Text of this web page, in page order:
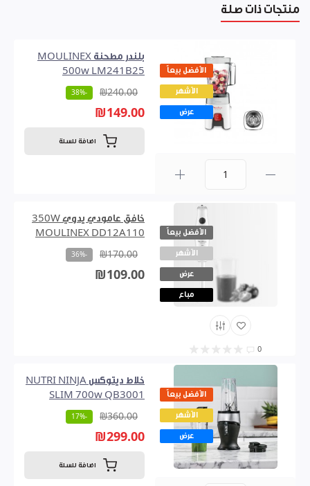
منتجات ذات صلة
الأفضل بيعاً
الأشهر
عرض
بلندر مطحنة MOULINEX
500w LM241B25
₪240.00
-38%
₪149.00
اضافة للسلة
الأفضل بيعاً
الأشهر
عرض
مباع
0
خافق عامودي يدوي 350W
MOULINEX DD12A110
₪170.00
-36%
₪109.00
الأفضل بيعاً
الأشهر
عرض
خلاط ديتوكس NUTRI NINJA
SLIM 700w QB3001
₪360.00
-17%
₪299.00
اضافة للسلة